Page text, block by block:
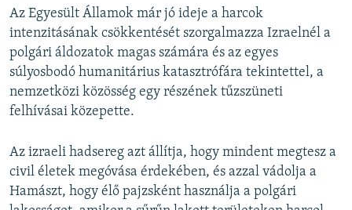
Az Egyesült Államok már jó ideje a harcok
intenzitásának csökkentését szorgalmazza Izraelnél a
polgári áldozatok magas számára és az egyes
súlyosbodó humanitárius katasztrófára tekintettel, a
nemzetközi közösség egy részének tűzszüneti
felhívásai közepette.
Az izraeli hadsereg azt állítja, hogy mindent megtesz a
civil életek megóvása érdekében, és azzal vádolja a
Hamászt, hogy élő pajzsként használja a polgári